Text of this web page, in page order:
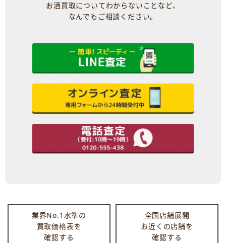
お酒買取についてわからないことなど、
なんでもご相談ください。
業界No.1水準の
買取価格表を
確認する
全国店舗展開
お近くの店舗を
確認する